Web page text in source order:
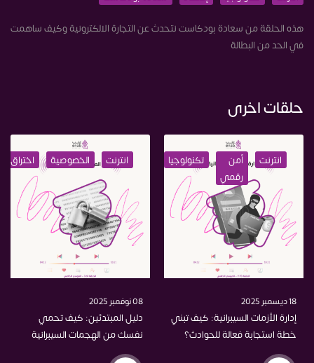
هذه الحلقة من سعادة بودكاست نتحدث عن التجارة الالكترونية وكيف ساهمت
في الحد من البطالة
حلقات اخرى
انترنت
أمن
رقمي
تكنولوجيا الخصوصية اختراق
18 ديسمبر 2025
إدارة الأزمات السيبرانية: كيف تبني
خطة استجابة فعالة للحوادث؟
انترنت الخصوصية اختراق
08 نوفمبر 2025
دليل المبتدئين: كيف تحمي
نفسك من الهجمات السيبرانية